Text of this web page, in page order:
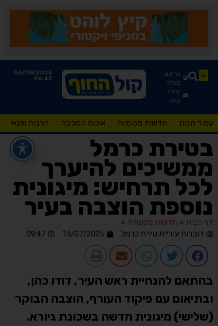
פרסום
באתר
יצירת
קשר
06/08/2026
06:43
עמוד הבית חדשות מקומיות איכות הסביבה תרבות ופנאי
בטירת כרמל
ממשיכים להיערך
לכל תרחיש: מיגונית
נוספת הוצבה בעיר
דף הבית » חדשות מקומיות »
דוברות עיריית טירת כרמל
15/07/2025
09:47
בהתאם להנחיית ראש העיר, דודו כהן,
ובתיאום עם פיקוד העורף, הוצבה הבוקר
(שלישי) מיגונית חדשה בשכונת גיורא.